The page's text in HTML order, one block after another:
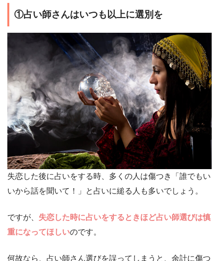
①占い師さんはいつも以上に選別を
失恋した後に占いをする時、多くの人は傷つき「誰でもい
いから話を聞いて！」と占いに縋る人も多いでしょう。
ですが、 失恋した時に占いをするときほど占い師選びは慎
重になってほしいのです。
何故なら、占い師さん選びを誤ってしまうと、余計に傷つ